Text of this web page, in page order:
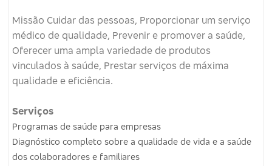
Missão Cuidar das pessoas, Proporcionar um serviço
médico de qualidade, Prevenir e promover a saúde,
Oferecer uma ampla variedade de produtos
vinculados à saúde, Prestar serviços de máxima
qualidade e eficiência.
Serviços
Programas de saúde para empresas
Diagnóstico completo sobre a qualidade de vida e a saúde
dos colaboradores e familiares